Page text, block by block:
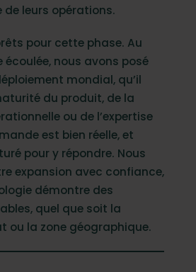
de leurs opérations.
pour cette phase. Au
écoulée, nous avons posé
mondial, qu’il
du produit, de la
ou de l’expertise
est bien réelle, et
pour y répondre. Nous
expansion avec confiance,
démontre des
quel que soit la
ou la zone géographique.